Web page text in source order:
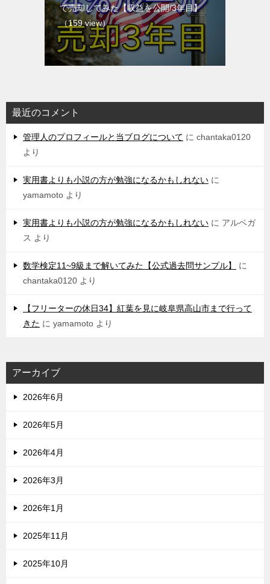
で売却してみた【収益を公開/3年目】
（159 view）
最近のコメント
管理人のプロフィールと当ブログについて に chantaka0120
より
実用書よりも小説の方が勉強になるかもしれない に
yamamoto より
実用書よりも小説の方が勉強になるかもしれない に アルベガ
ス より
数学検定11~9級まで解いてみた【公式過去問サンプル】
に
chantaka0120 より
【フリーターの休日34】紅葉を見に岐阜県高山市まで行って
きた に yamamoto より
アーカイブ
2026年6月
2026年5月
2026年4月
2026年3月
2026年1月
2025年11月
2025年10月